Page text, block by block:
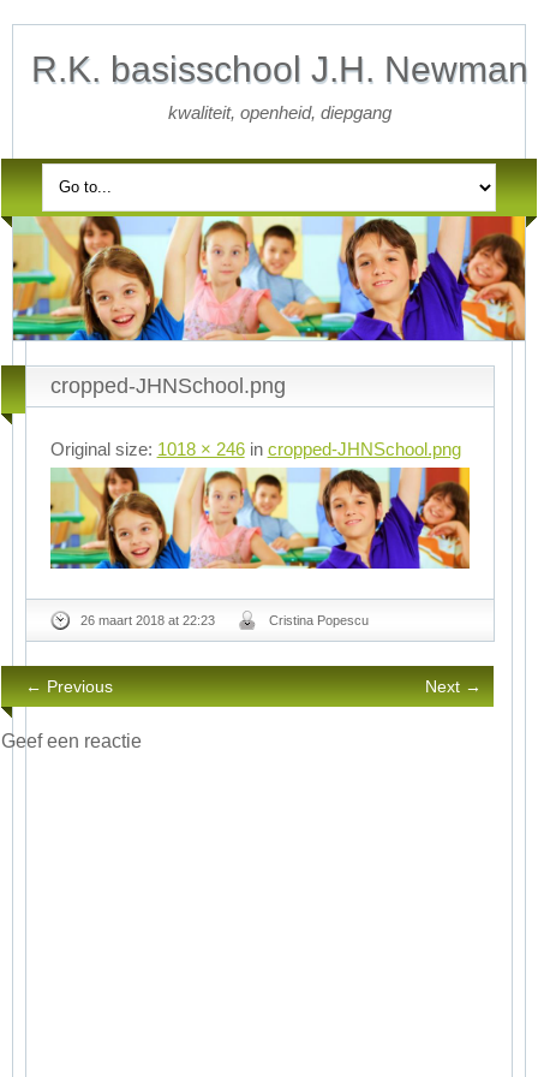
R.K. basisschool J.H. Newman
kwaliteit, openheid, diepgang
cropped-JHNSchool.png
Original size: 1018 × 246in cropped-JHNSchool.png
26 maart 2018 at 22:23 Cristina Popescu
← Previous Next →
Geef een reactie